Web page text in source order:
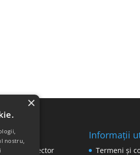
SRL
nr. 3, Sector
Informații
Termeni și
nostru,
×